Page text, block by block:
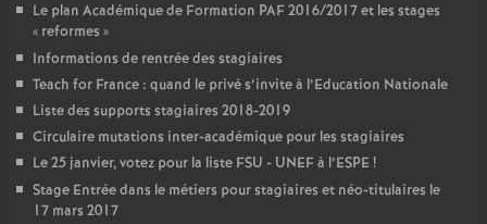
Le plan Académique de Formation PAF2016/2017 et les stages
« reformes »
Informations de rentrée des stagiaires
Teach for France : quand le privé s’invite à l’Education Nationale
Liste des supports stagiaires 2018-2019
Circulaire mutations inter-académique pour les stagiaires
Le 25 janvier, votez pour la liste FSU - UNEFà l’ESPE !
Stage Entrée dans le métiers pour stagiaires et néo-titulaires le
17 mars 2017